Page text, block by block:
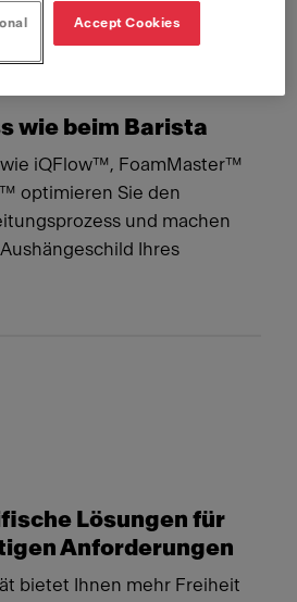
wie beim Barista
iQFlow™, FoamMaster™
optimieren Sie den
und machen
Ihres
Lösungen für
Anforderungen
bietet Ihnen mehr Freiheit
Accept Cookies